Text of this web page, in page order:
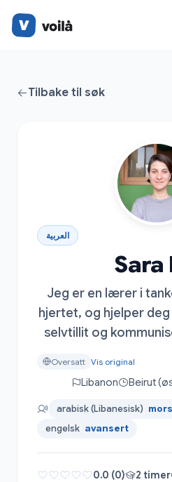
Tilbake til søk
العربية
Sara
Jeg er en lærer i
hjertet, og hjelper
selvtillit og
Oversatt Vis original
Libanon Beirut
arabisk (Libanesisk)
engelsk avansert
0.0 (0) 2 timer